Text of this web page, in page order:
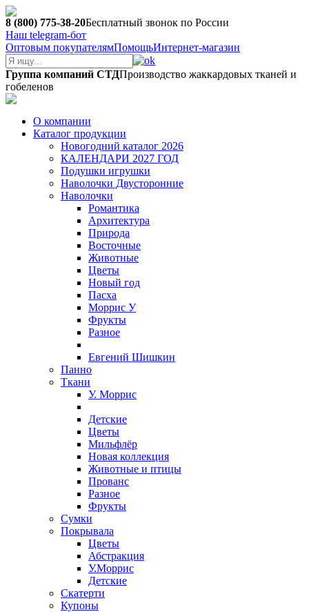
8 (800) 775-38-20Бесплатный звонок по России
Наш telegram-бот
Оптовым покупателямПомощьИнтернет-магазин
Группа компаний СТДПроизводство жаккардовых тканей и
гобеленов
О компании
Каталог продукции
Новогодний каталог 2026
КАЛЕНДАРИ 2027 ГОД
Подушки игрушки
Наволочки Двусторонние
Наволочки
Романтика
Архитектура
Природа
Восточные
Животные
Цветы
Новый год
Пасха
Моррис У
Фрукты
Разное
Евгений Шишкин
Панно
Ткани
У. Моррис
Детские
Цветы
Мильфлёр
Новая коллекция
Животные и птицы
Прованс
Разное
Фрукты
Сумки
Покрывала
Цветы
Абстракция
У.Моррис
Детские
Скатерти
Купоны